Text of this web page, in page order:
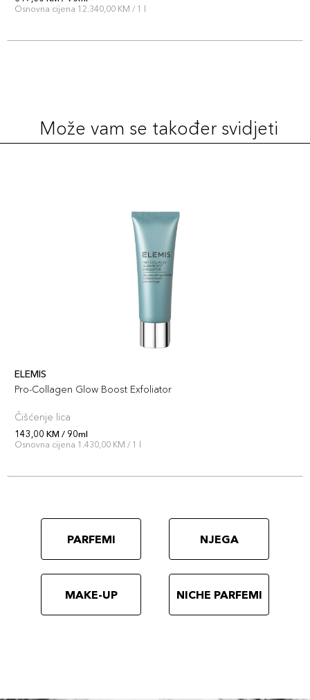
Osnovna cijena 12.340,00 KM / 1 l
Može vam se također svidjeti
ELEMIS
Pro-Collagen Glow Boost Exfoliator
Čišćenje lica
143,00 KM / 90ml
Osnovna cijena 1.430,00 KM / 1 l
PARFEMI NJEGA
MAKE-UP NICHE PARFEMI